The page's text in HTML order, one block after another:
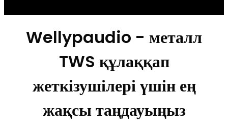
Wellypaudio - металл
TWS құлаққап
жеткізушілері үшін ең
жақсы таңдауыңыз